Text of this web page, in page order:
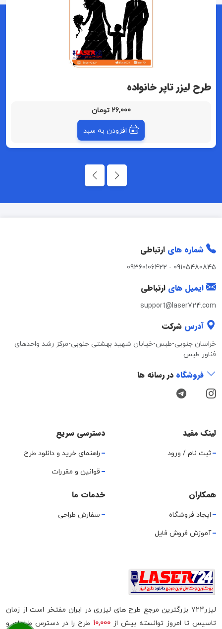
طرح لیزر تاپر خانواده
26,000 تومان
افزودن به سبد
شماره های ارتباطی
09105480845
-
09360106422
ایمیل های ارتباطی
support@laser724.com
آدرس شرکت
خراسان جنوبی-طبس-خیابان شهید بهشتی جنوبی-مرکز رشد واحدهای
فناور طبس
فروشگاه در رسانه ها
لینک مفید
ثبت نام / ورود
دسترسی سریع
راهنمای خرید و دانلود طرح
قوانین و مقررات
همکاران
ایجاد فروشگاه
آموزش فروش فایل
خدمات ما
سفارش طراحی
لیزر724 بزرگترین مرجع طرح های لیزری در ایران مفتخر است از زمان
تاسیس تا امروز توانسته بیش از 10,000 طرح را در دسترس طراحان و